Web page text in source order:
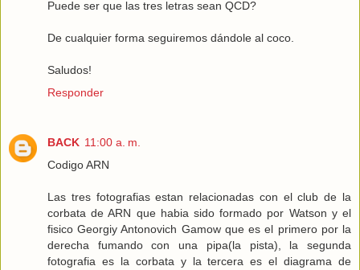
Puede ser que las tres letras sean QCD?
De cualquier forma seguiremos dándole al coco.
Saludos!
Responder
BACK 11:00 a. m.
Codigo ARN
Las tres fotografias estan relacionadas con el club de la
corbata de ARN que habia sido formado por Watson y el
fisico Georgiy Antonovich Gamow que es el primero por la
derecha fumando con una pipa(la pista), la segunda
fotografia es la corbata y la tercera es el diagrama de